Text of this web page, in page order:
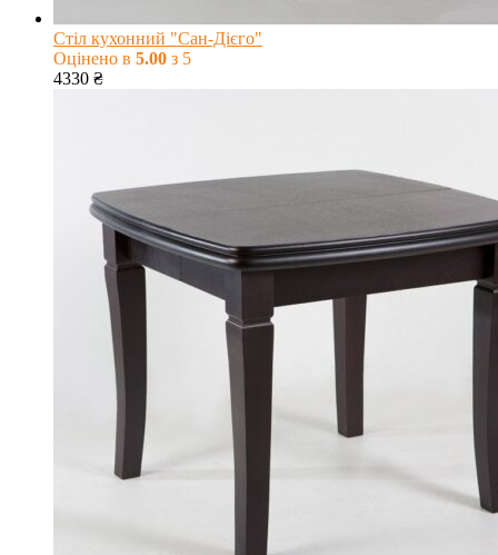
Стіл кухонний "Сан-Дієго"
Оцінено в 5.00 з 5
4330 ₴